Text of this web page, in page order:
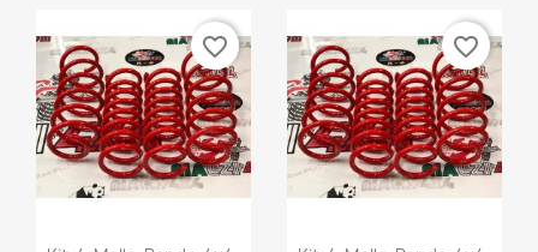
favorite_border favorite_border